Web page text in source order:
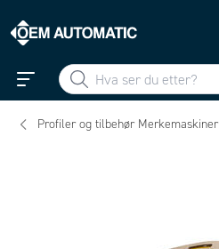
Profiler og tilbehør Merkemaskiner